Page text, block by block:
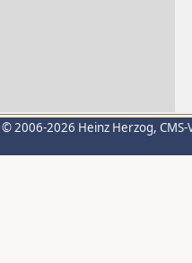
© 2006-2026 Heinz Herzog,